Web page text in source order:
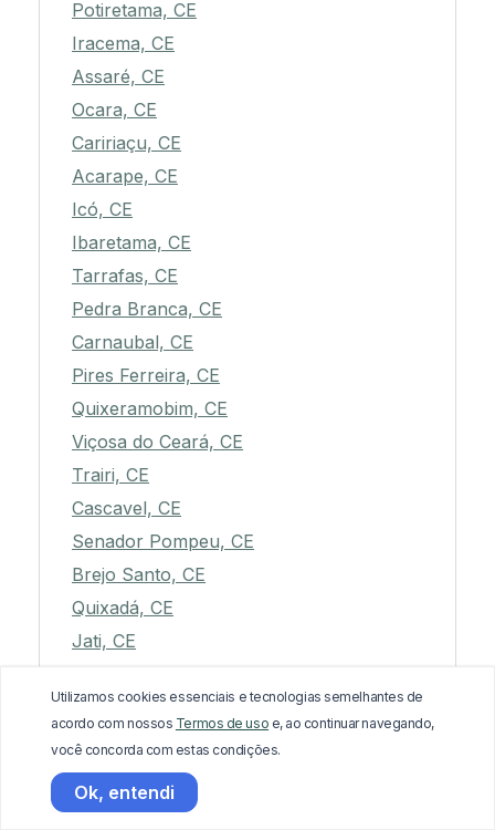
Potiretama, CE
Iracema, CE
Assaré, CE
Ocara, CE
Caririaçu, CE
Acarape, CE
Icó, CE
Ibaretama, CE
Tarrafas, CE
Pedra Branca, CE
Carnaubal, CE
Pires Ferreira, CE
Quixeramobim, CE
Viçosa do Ceará, CE
Trairi, CE
Cascavel, CE
Senador Pompeu, CE
Brejo Santo, CE
Quixadá, CE
Jati, CE
Acopiara, CE
Guaramiranga, CE
Catarina, CE
Aracati, CE
Utilizamos cookies essenciais e tecnologias semelhantes de
acordo com nossos Termos de uso e, ao continuar navegando,
você concorda com estas condições.
Ok, entendi